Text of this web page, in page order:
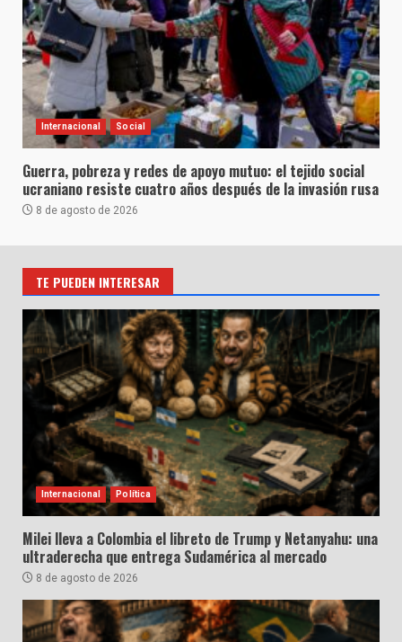
Internacional Social
Guerra, pobreza y redes de apoyo mutuo: el tejido social
ucraniano resiste cuatro años después de la invasión rusa
8 de agosto de 2026
TE PUEDEN INTERESAR
Internacional Política
Milei lleva a Colombia el libreto de Trump y Netanyahu: una
ultraderecha que entrega Sudamérica al mercado
8 de agosto de 2026